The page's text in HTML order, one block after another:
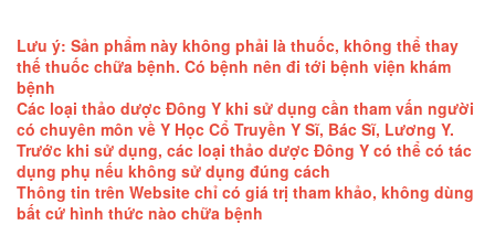
Lưu ý: Sản phẩm này không phải là thuốc, không thể thay
thế thuốc chữa bệnh. Có bệnh nên đi tới bệnh viện khám
bệnh
Các loại thảo dược Đông Y khi sử dụng cần tham vấn người
có chuyên môn về Y Học Cổ Truyền Y Sĩ, Bác Sĩ, Lương Y.
Trước khi sử dụng, các loại thảo dược Đông Y có thể có tác
dụng phụ nếu không sử dụng đúng cách
Thông tin trên Website chỉ có giá trị tham khảo, không dùng
bất cứ hình thức nào chữa bệnh